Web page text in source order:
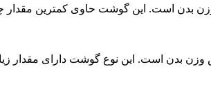
بدن است. این نوع گوشت دارای مقدار